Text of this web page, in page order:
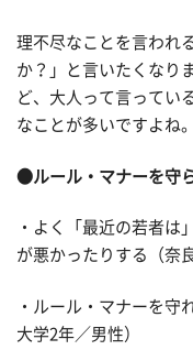
理不尽なことを言われ
か？」と言いたくなり
ど、大人って言ってい
なことが多いですよね。
●ルール・マナーを守
・よく「最近の若者は
が悪かったりする（奈
・ルール・マナーを守
大学2年／男性）